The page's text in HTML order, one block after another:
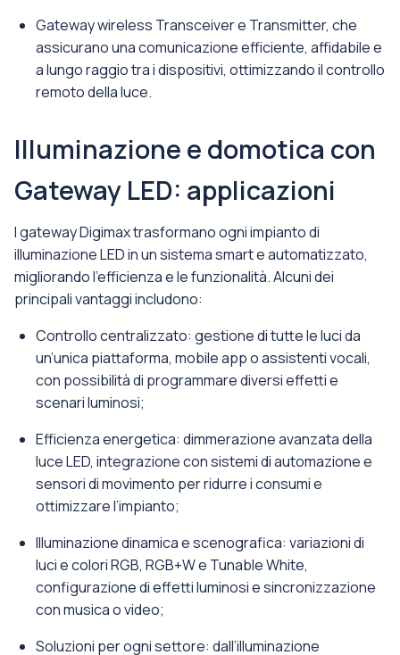
Gateway wireless Transceiver e Transmitter, che
assicurano una comunicazione efficiente, affidabile e
a lungo raggio tra i dispositivi, ottimizzando il controllo
remoto della luce.
Illuminazione e domotica con
Gateway LED: applicazioni
I gateway Digimax trasformano ogni impianto di
illuminazione LED in un sistema smart e automatizzato,
migliorando l’efficienza e le funzionalità. Alcuni dei
principali vantaggi includono:
Controllo centralizzato: gestione di tutte le luci da
un’unica piattaforma, mobile app o assistenti vocali,
con possibilità di programmare diversi effetti e
scenari luminosi;
Efficienza energetica: dimmerazione avanzata della
luce LED, integrazione con sistemi di automazione e
sensori di movimento per ridurre i consumi e
ottimizzare l’impianto;
Illuminazione dinamica e scenografica: variazioni di
luci e colori RGB, RGB+W e Tunable White,
configurazione di effetti luminosi e sincronizzazione
con musica o video;
Soluzioni per ogni settore: dall’illuminazione